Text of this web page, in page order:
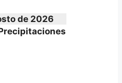
de 2026